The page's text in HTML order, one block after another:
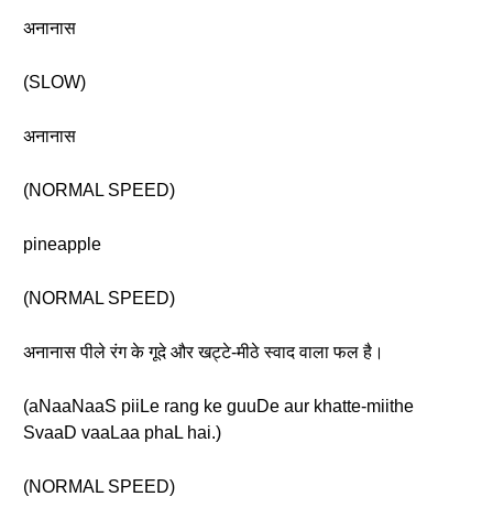
अनानास
(SLOW)
अनानास
(NORMAL SPEED)
pineapple
(NORMAL SPEED)
अनानास पीले रंग के गूदे और खट्टे-मीठे स्वाद वाला फल है।
(aNaaNaaS piiLe rang ke guuDe aur khatte-miithe
SvaaD vaaLaa phaL hai.)
(NORMAL SPEED)